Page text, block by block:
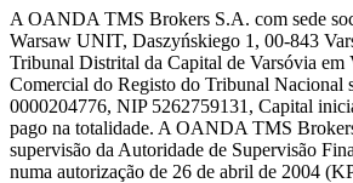
A OANDA TMS Brokers S.A. com sede
Warsaw UNIT, Daszyńskiego 1, 00-843
Tribunal Distrital da Capital de Varsóvia em
Comercial do Registo do Tribunal Nacional
0000204776, NIP 5262759131, Capital
pago na totalidade. A OANDA TMS
supervisão da Autoridade de Supervisão
numa autorização de 26 de abril de 2004